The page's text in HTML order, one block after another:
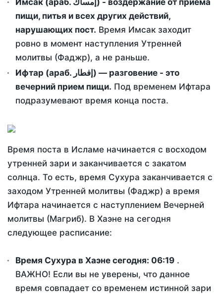
Имсак (араб. إمساك) - воздержание от приема
пищи, питья и всех других действий,
нарушающих пост. Время Имсак заходит
ровно в момент наступления Утренней
молитвы (Фаджр), а не раньше.
Ифтар (араб. إفطار) — разговение - это
вечерний прием пищи. Под временем Ифтара
подразумевают время конца поста.
Время поста в Исламе начинается с восходом
утренней зари и заканчивается с закатом
солнца. То есть, время Сухура заканчивается с
заходом Утренней молитвы (Фаджр) а время
Ифтара начинается с наступлением Вечерней
молитвы (Магриб). В Хаэне на сегодня
следующее расписание:
Время Сухура в Хаэне сегодня: 06:19 .
ВАЖНО! Если вы не уверены, что данное
время совпадает со временем истинной зари